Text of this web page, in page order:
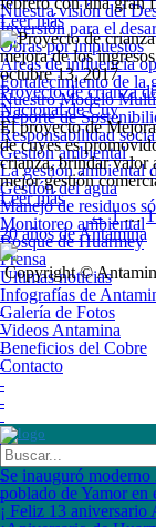
Nuestra visión del
Inversión para el
Obras por impuestos
Áreas de influencia
Fortalecimiento de la
Nuestro Modelo
Reporte de
Responsabilidad
Gestión ambiental
La gestión ambiental
Gestión del agua
Manejo de residuos
Monitoreo ambiental
Bosque de Huarmey
Prensa
Últimas noticias
Infografías de
Galería de Fotos
Videos Antamina
Beneficios del Cobre
Contacto
Leer más
octubre 13, 2017
Proyecto de crianza
Nacional de Cuy
El proyecto de
de cuyes es
crianza, brindar valor
mejor gestión
Leer más
← 1 …
20 años de Antamina
Copyright ©
Se inauguró
poblado de Yamor en
¡ Feliz 13 aniversario